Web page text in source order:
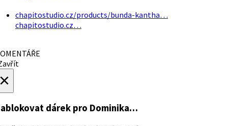
chapitostudio.cz/products/bunda-kantha…
chapitostudio.cz…
dárek pro Dominika…